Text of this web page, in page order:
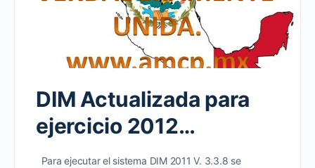
DIM Actualizada para
ejercicio 2012…
Para ejecutar el sistema DIM 2011 V. 3.3.8 se